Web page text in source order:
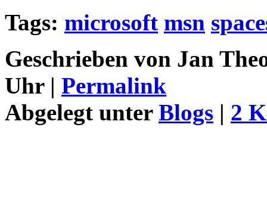
Tags: microsoft msn
Geschrieben von Jan
Uhr | Permalink
Abgelegt unter Blogs | 2